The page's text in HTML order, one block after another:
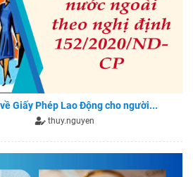
Giấy Phép Lao Động cho người...
thuy.nguyen